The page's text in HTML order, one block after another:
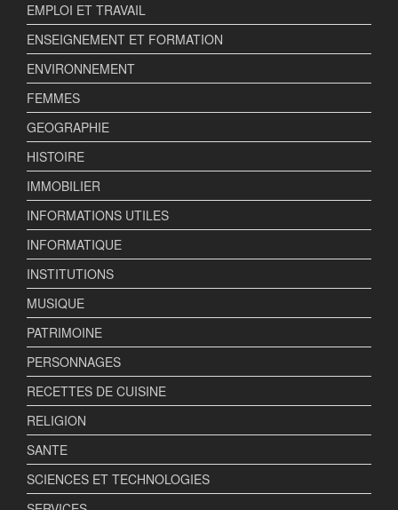
EMPLOI ET TRAVAIL
ENSEIGNEMENT ET FORMATION
ENVIRONNEMENT
FEMMES
GEOGRAPHIE
HISTOIRE
IMMOBILIER
INFORMATIONS UTILES
INFORMATIQUE
INSTITUTIONS
MUSIQUE
PATRIMOINE
PERSONNAGES
RECETTES DE CUISINE
RELIGION
SANTE
SCIENCES ET TECHNOLOGIES